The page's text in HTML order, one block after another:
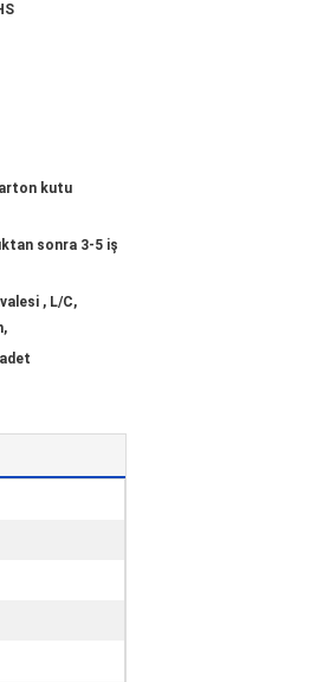
kutu
sonra 3-5 iş
, L/C,